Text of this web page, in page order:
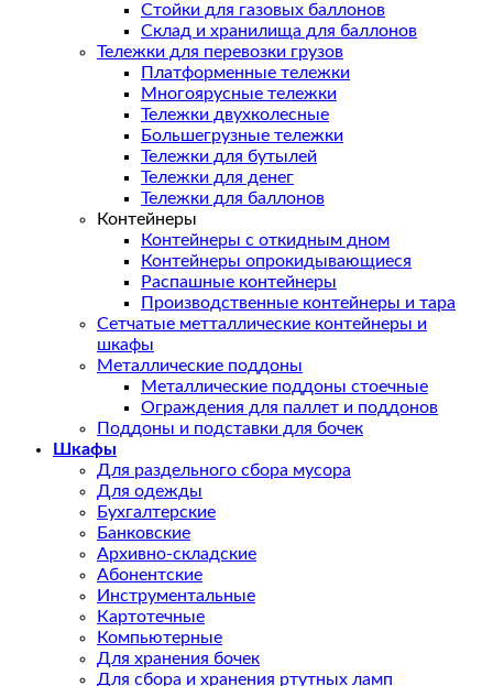
Стойки для газовых баллонов
Склад и хранилища для баллонов
Тележки для перевозки грузов
Платформенные тележки
Многоярусные тележки
Тележки двухколесные
Большегрузные тележки
Тележки для бутылей
Тележки для денег
Тележки для баллонов
Контейнеры
Контейнеры с откидным дном
Контейнеры опрокидывающиеся
Распашные контейнеры
Производственные контейнеры и тара
Сетчатые метталлические контейнеры и
шкафы
Металлические поддоны
Металлические поддоны стоечные
Ограждения для паллет и поддонов
Поддоны и подставки для бочек
Шкафы
Для раздельного сбора мусора
Для одежды
Бухгалтерские
Банковские
Архивно-складские
Абонентские
Инструментальные
Картотечные
Компьютерные
Для хранения бочек
Для сбора и хранения ртутных ламп